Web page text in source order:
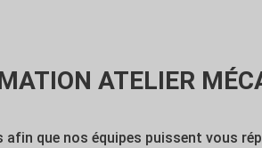
ATELIER
que nos équipes puissent vous